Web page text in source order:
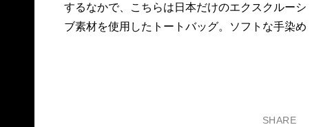
するなかで、こちらは日本だけのエクスクルーシ
ブ素材を使用したトートバッグ。ソフトな手染め
SHARE